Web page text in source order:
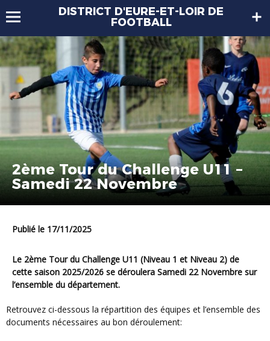
DISTRICT D'EURE-ET-LOIR DE
FOOTBALL
2ème Tour du Challenge U11 –
Samedi 22 Novembre
Publié le 17/11/2025
Le 2ème Tour du Challenge U11 (Niveau 1 et Niveau 2) de
cette saison 2025/2026 se déroulera Samedi 22 Novembre sur
l’ensemble du département.
Retrouvez ci-dessous la répartition des équipes et l’ensemble des
documents nécessaires au bon déroulement: